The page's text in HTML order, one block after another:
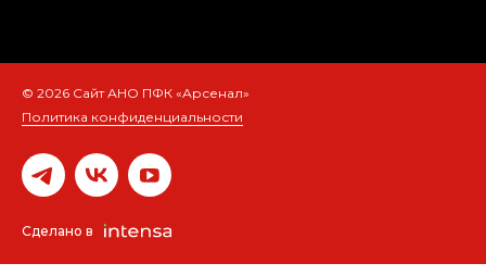
© 2026 Сайт АНО ПФК «Арсенал»
Политика конфиденциальности
Сделано в